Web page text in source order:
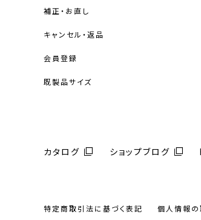
補正・お直し
キャンセル・返品
会員登録
既製品サイズ
カタログ ショップブログ
特定商取引法に基づく表記 個人情報の